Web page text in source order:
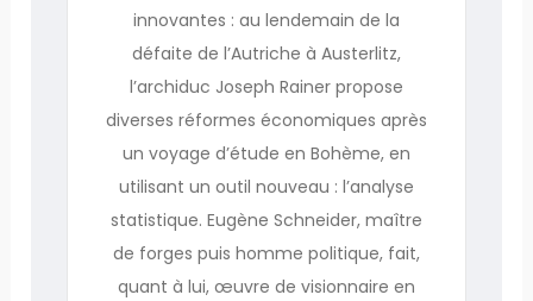
innovantes : au lendemain de la
défaite de l’Autriche à Austerlitz,
l’archiduc Joseph Rainer propose
diverses réformes économiques après
un voyage d’étude en Bohème, en
utilisant un outil nouveau : l’analyse
statistique. Eugène Schneider, maître
de forges puis homme politique, fait,
quant à lui, œuvre de visionnaire en